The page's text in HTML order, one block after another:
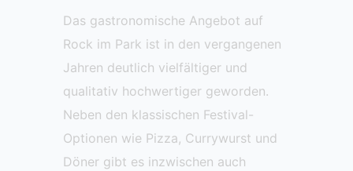
Das gastronomische Angebot auf
Rock im Park ist in den vergangenen
Jahren deutlich vielfältiger und
qualitativ hochwertiger geworden.
Neben den klassischen Festival-
Optionen wie Pizza, Currywurst und
Döner gibt es inzwischen auch